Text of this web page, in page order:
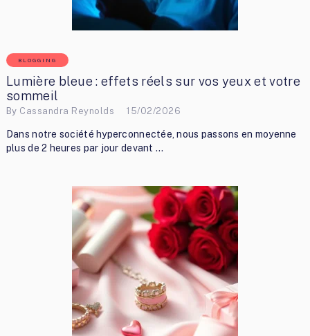
BLOGGING
Lumière bleue : effets réels sur vos yeux et votre
sommeil
By Cassandra Reynolds 15/02/2026
Dans notre société hyperconnectée, nous passons en moyenne
plus de 2 heures par jour devant …